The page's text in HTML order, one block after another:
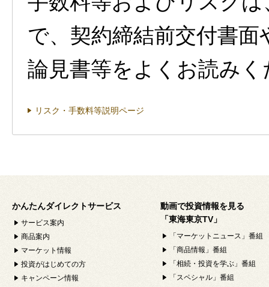
で、契約締結前交付書
論見書等をよくお読みく
リスク・手数料等説明ページ
かんたんダイレクトサービス
サービス案内
商品案内
マーケット情報
投資がはじめての方
キャンペーン情報
動画で投資情報を見る
「東海東京TV」
「マーケットニュース」番組
「商品情報」番組
「相続・投資を学ぶ」番組
「スペシャル」番組